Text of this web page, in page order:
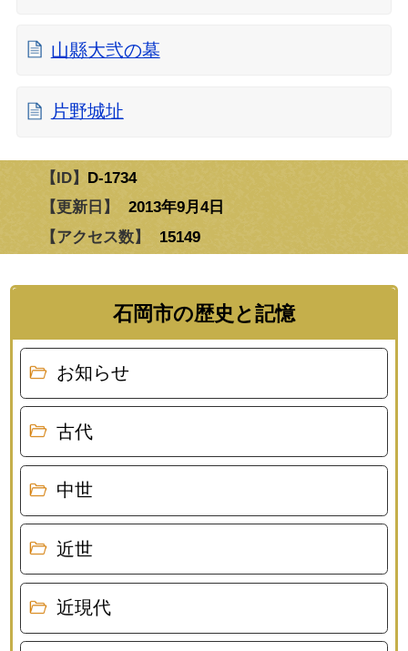
山縣大弐の墓
片野城址
【ID】 D-1734
【更新日】
2013年9月4日
【アクセス数】
15149
石岡市の歴史と記憶
お知らせ
古代
中世
近世
近現代